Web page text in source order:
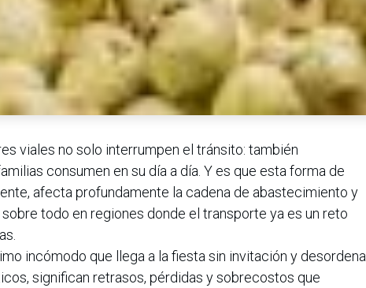
viales no solo interrumpen el tránsito: también
consumen en su día a día. Y es que esta forma de
afecta profundamente la cadena de abastecimiento y
todo en regiones donde el transporte ya es un reto
incómodo que llega a la fiesta sin invitación y desordena
significan retrasos, pérdidas y sobrecostos que